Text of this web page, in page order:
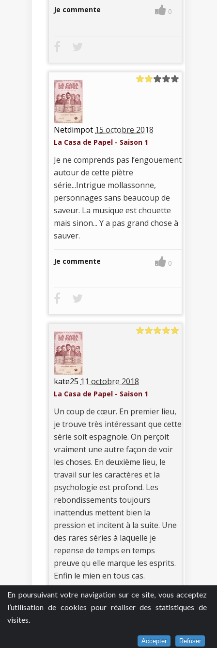
En poursuivant votre navigation sur ce site, vous acceptez
l’utilisation de cookies pour réaliser des statistiques de
visites.
Accepter Refuser
Je commente 0
Netdimpot 15 octobre 2018
La Casa de Papel - Saison 1
Je ne comprends pas l’engouement
autour de cette piètre
série...Intrigue mollassonne,
personnages sans beaucoup de
saveur. La musique est chouette
mais sinon... Y a pas grand chose à
sauver.
Je commente 0
kate25 11 octobre 2018
La Casa de Papel - Saison 1
Un coup de cœur. En premier lieu,
je trouve très intéressant que cette
série soit espagnole. On perçoit
vraiment une autre façon de voir
les choses. En deuxième lieu, le
travail sur les caractères et la
psychologie est profond. Les
rebondissements toujours
inattendus mettent bien la
pression et incitent à la suite. Une
des rares séries à laquelle je
repense de temps en temps
preuve qu elle marque les esprits.
Enfin le mien en tous cas.
Je commente 0